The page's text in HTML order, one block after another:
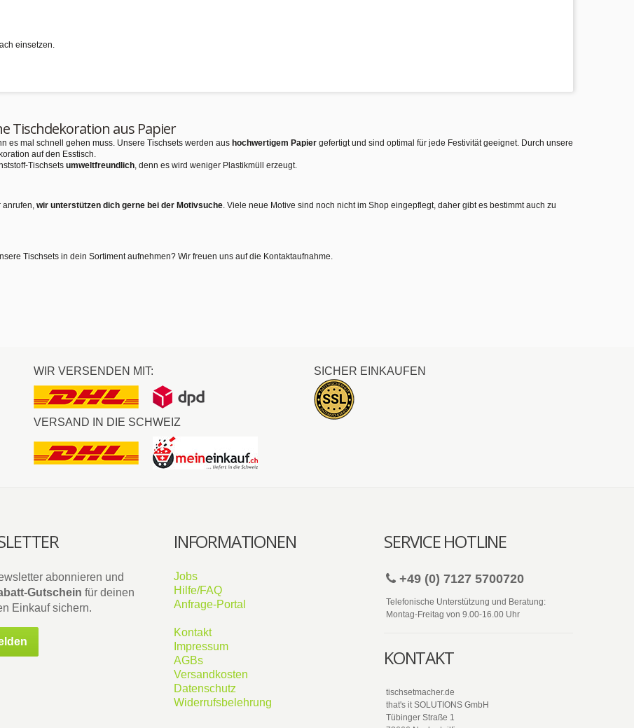
einsetzen.
Tischdekoration aus Papier
es mal schnell gehen muss. Unsere Tischsets werden aus hochwertigem Papier gefertigt und sind optimal für jede Festivität geeignet. Durch unsere
auf den Esstisch.
Tischsets umweltfreundlich, denn es wird weniger Plastikmüll erzeugt.
anrufen, wir unterstützen dich gerne bei der Motivsuche. Viele neue Motive sind noch nicht im Shop eingepflegt, daher gibt es bestimmt auch zu
Tischsets in dein Sortiment aufnehmen? Wir freuen uns auf die Kontaktaufnahme.
WIR VERSENDEN MIT:
VERSAND IN DIE SCHWEIZ
SICHER EINKAUFEN
abonnieren und
Gutschein für deinen
Einkauf sichern.
INFORMATIONEN
Jobs
Hilfe/FAQ
Anfrage-Portal
Kontakt
Impressum
AGBs
Versandkosten
Datenschutz
Widerrufsbelehrung
SERVICE HOTLINE
+49 (0) 7127 5700720
Telefonische Unterstützung und Beratung:
Montag-Freitag von 9.00-16.00 Uhr
KONTAKT
tischsetmacher.de
that's it SOLUTIONS GmbH
Tübinger Straße 1